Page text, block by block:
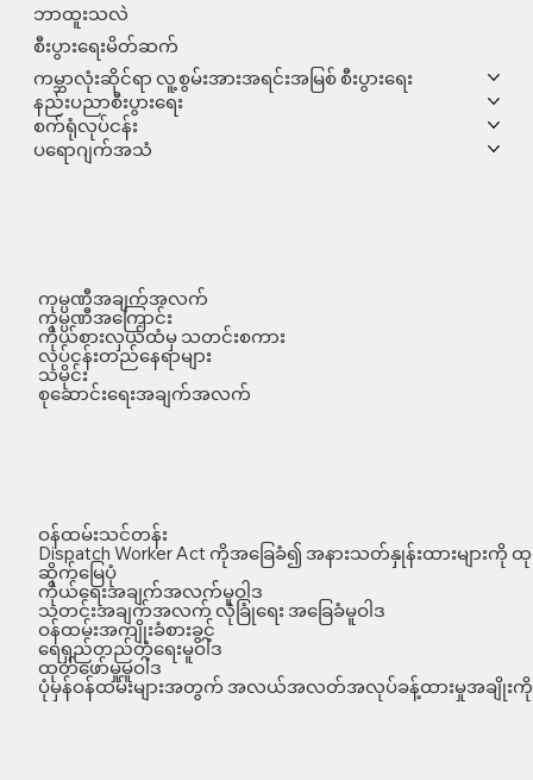
ဘာထူးသလဲ
စီးပွားရေးမိတ်ဆက်
ကမ္ဘာလုံးဆိုင်ရာ လူ့စွမ်းအားအရင်းအမြစ် စီးပွားရေး
နည်းပညာစီးပွားရေး
စက်ရုံလုပ်ငန်း
ပရောဂျက်အသံ
ကုမ္ပဏီအချက်အလက်
ကုမ္ပဏီအကြောင်း
ကိုယ်စားလှယ်ထံမှ သတင်းစကား
လုပ်ငန်းတည်နေရာများ
သမိုင်း
စုဆောင်းရေးအချက်အလက်
ဝန်ထမ်းသင်တန်း
Dispatch Worker Act ကိုအခြေခံ၍ အနားသတ်နှုန်းထားများကို ထု
ဆိုက်မြေပုံ
ကိုယ်ရေးအချက်အလက်မူဝါဒ
သတင်းအချက်အလက် လုံခြုံရေး အခြေခံမူဝါဒ
ဝန်ထမ်းအကျိုးခံစားခွင့်
ရေရှည်တည်တံ့ရေးမူဝါဒ
ထုတ်ဖော်မှုမူဝါဒ
ပုံမှန်ဝန်ထမ်းများအတွက် အလယ်အလတ်အလုပ်ခန့်ထားမှုအချိုးကို ကြ